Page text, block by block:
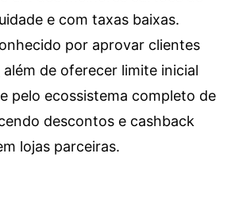
e com taxas baixas.
por aprovar clientes
de oferecer limite inicial
pelo ecossistema completo de
descontos e cashback
lojas parceiras.